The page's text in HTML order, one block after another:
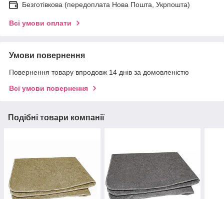
Безготівкова (передоплата Нова Пошта, Укрпошта)
Всі умови оплати
Умови повернення
Повернення товару впродовж 14 днів за домовленістю
Всі умови повернення
Подібні товари компанії